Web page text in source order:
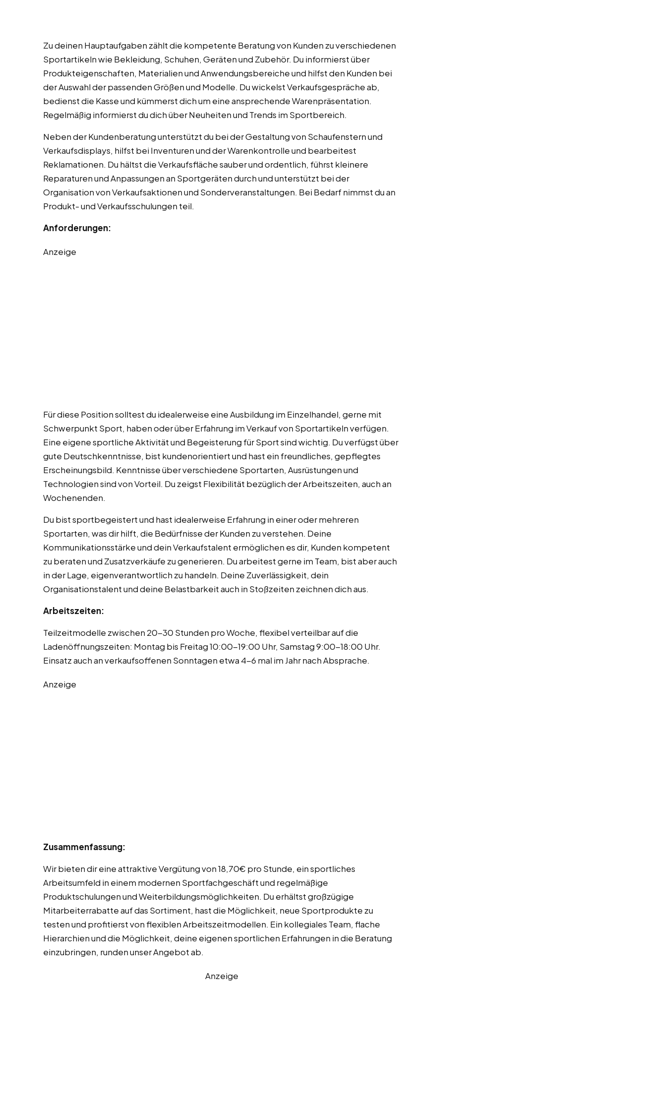
Zu deinen Hauptaufgaben zählt die kompetente Beratung von Kunden zu verschiedenen
Sportartikeln wie Bekleidung, Schuhen, Geräten und Zubehör. Du informierst über
Produkteigenschaften, Materialien und Anwendungsbereiche und hilfst den Kunden bei
der Auswahl der passenden Größen und Modelle. Du wickelst Verkaufsgespräche ab,
bedienst die Kasse und kümmerst dich um eine ansprechende Warenpräsentation.
Regelmäßig informierst du dich über Neuheiten und Trends im Sportbereich.
Neben der Kundenberatung unterstützt du bei der Gestaltung von Schaufenstern und
Verkaufsdisplays, hilfst bei Inventuren und der Warenkontrolle und bearbeitest
Reklamationen. Du hältst die Verkaufsfläche sauber und ordentlich, führst kleinere
Reparaturen und Anpassungen an Sportgeräten durch und unterstützt bei der
Organisation von Verkaufsaktionen und Sonderveranstaltungen. Bei Bedarf nimmst du an
Produkt- und Verkaufsschulungen teil.
Anforderungen:
Anzeige
Für diese Position solltest du idealerweise eine Ausbildung im Einzelhandel, gerne mit
Schwerpunkt Sport, haben oder über Erfahrung im Verkauf von Sportartikeln verfügen.
Eine eigene sportliche Aktivität und Begeisterung für Sport sind wichtig. Du verfügst über
gute Deutschkenntnisse, bist kundenorientiert und hast ein freundliches, gepflegtes
Erscheinungsbild. Kenntnisse über verschiedene Sportarten, Ausrüstungen und
Technologien sind von Vorteil. Du zeigst Flexibilität bezüglich der Arbeitszeiten, auch an
Wochenenden.
Du bist sportbegeistert und hast idealerweise Erfahrung in einer oder mehreren
Sportarten, was dir hilft, die Bedürfnisse der Kunden zu verstehen. Deine
Kommunikationsstärke und dein Verkaufstalent ermöglichen es dir, Kunden kompetent
zu beraten und Zusatzverkäufe zu generieren. Du arbeitest gerne im Team, bist aber auch
in der Lage, eigenverantwortlich zu handeln. Deine Zuverlässigkeit, dein
Organisationstalent und deine Belastbarkeit auch in Stoßzeiten zeichnen dich aus.
Arbeitszeiten:
Teilzeitmodelle zwischen 20-30 Stunden pro Woche, flexibel verteilbar auf die
Ladenöffnungszeiten: Montag bis Freitag 10:00-19:00 Uhr, Samstag 9:00-18:00 Uhr.
Einsatz auch an verkaufsoffenen Sonntagen etwa 4-6 mal im Jahr nach Absprache.
Anzeige
Zusammenfassung:
Wir bieten dir eine attraktive Vergütung von 18,70€ pro Stunde, ein sportliches
Arbeitsumfeld in einem modernen Sportfachgeschäft und regelmäßige
Produktschulungen und Weiterbildungsmöglichkeiten. Du erhältst großzügige
Mitarbeiterrabatte auf das Sortiment, hast die Möglichkeit, neue Sportprodukte zu
testen und profitierst von flexiblen Arbeitszeitmodellen. Ein kollegiales Team, flache
Hierarchien und die Möglichkeit, deine eigenen sportlichen Erfahrungen in die Beratung
einzubringen, runden unser Angebot ab.
Anzeige